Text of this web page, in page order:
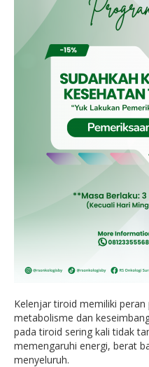
Kelenjar tiroid memiliki
metabolisme dan
pada tiroid sering kali tidak
memengaruhi energi, berat
menyeluruh.